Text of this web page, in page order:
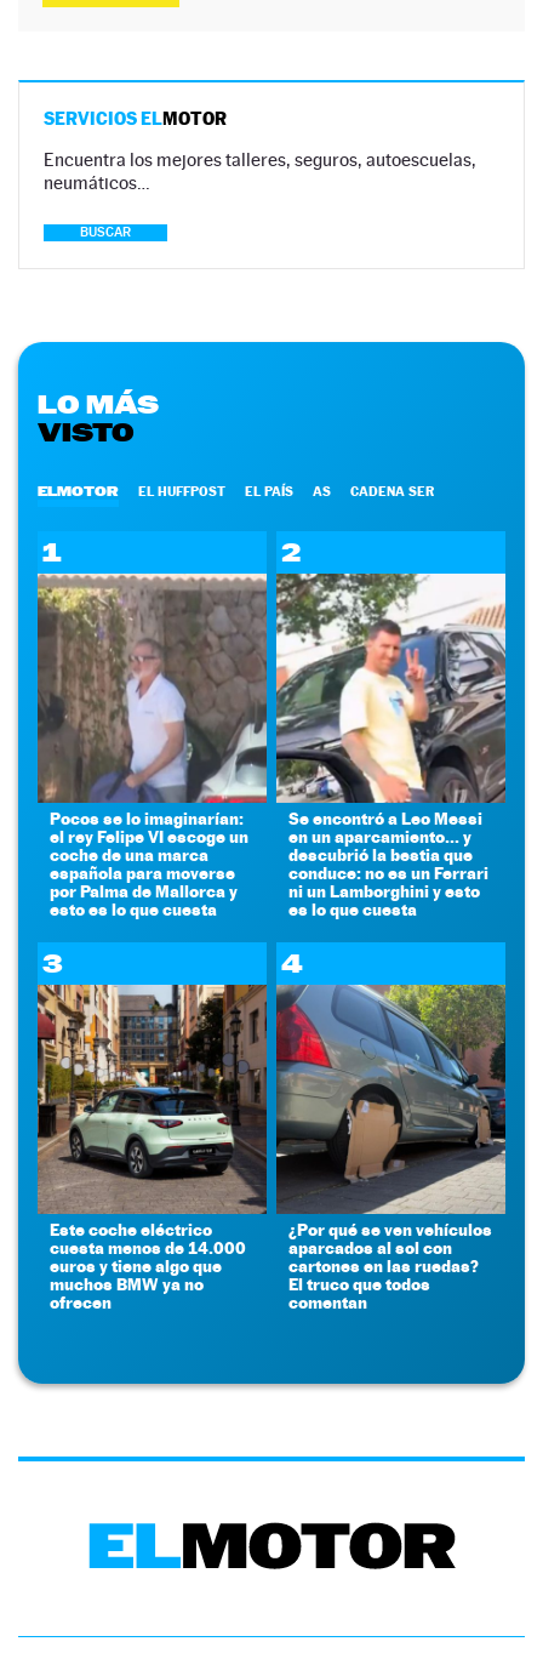
SERVICIOS ELMOTOR
Encuentra los mejores talleres, seguros, autoescuelas,
neumáticos…
BUSCAR
LO MÁS
VISTO
ELMOTOR EL HUFFPOST EL PAÍS AS CADENA SER
1
Pocos se lo imaginarían:
el rey Felipe VI escoge un
coche de una marca
española para moverse
por Palma de Mallorca y
esto es lo que cuesta
2
Se encontró a Leo Messi
en un aparcamiento... y
descubrió la bestia que
conduce: no es un Ferrari
ni un Lamborghini y esto
es lo que cuesta
3
Este coche eléctrico
cuesta menos de 14.000
euros y tiene algo que
muchos BMW ya no
ofrecen
4
¿Por qué se ven vehículos
aparcados al sol con
cartones en las ruedas?
El truco que todos
comentan